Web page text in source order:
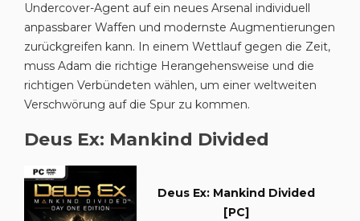
Undercover-Agent auf ein neues Arsenal individuell
anpassbarer Waffen und modernste Augmentierungen
zurückgreifen kann. In einem Wettlauf gegen die Zeit,
muss Adam die richtige Herangehensweise und die
richtigen Verbündeten wählen, um einer weltweiten
Verschwörung auf die Spur zu kommen.
Deus Ex: Mankind Divided
Deus Ex: Mankind Divided
[PC]